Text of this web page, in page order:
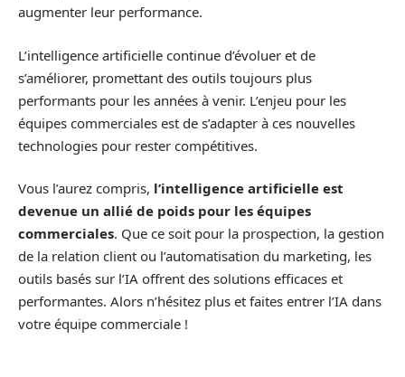
augmenter leur performance.
L’intelligence artificielle continue d’évoluer et de
s’améliorer, promettant des outils toujours plus
performants pour les années à venir. L’enjeu pour les
équipes commerciales est de s’adapter à ces nouvelles
technologies pour rester compétitives.
Vous l’aurez compris, l’intelligence artificielle est
devenue un allié de poids pour les équipes
commerciales. Que ce soit pour la prospection, la gestion
de la relation client ou l’automatisation du marketing, les
outils basés sur l’IA offrent des solutions efficaces et
performantes. Alors n’hésitez plus et faites entrer l’IA dans
votre équipe commerciale !